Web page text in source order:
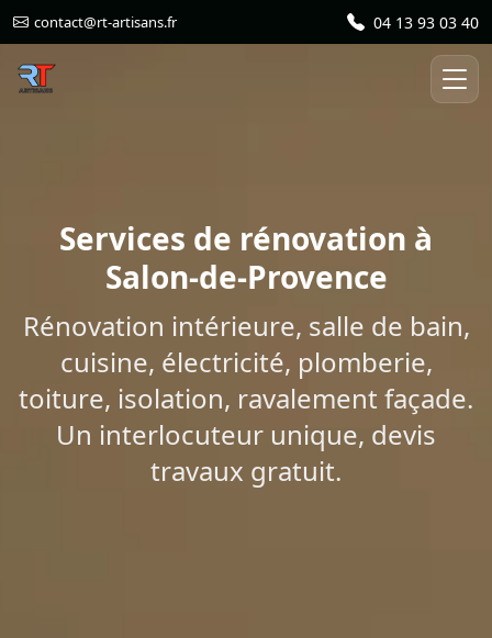
contact@rt-artisans.fr 04 13 93 03 40
Services de rénovation à
Salon-de-Provence
Rénovation intérieure, salle de bain,
cuisine, électricité, plomberie,
toiture, isolation, ravalement façade.
Un interlocuteur unique, devis
travaux gratuit.